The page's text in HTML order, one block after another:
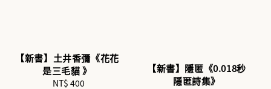
【新書】土井香彌《花花
是三毛貓 》
Regular
NT$ 400
【新書】隱匿《0.018秒
隱匿詩集》